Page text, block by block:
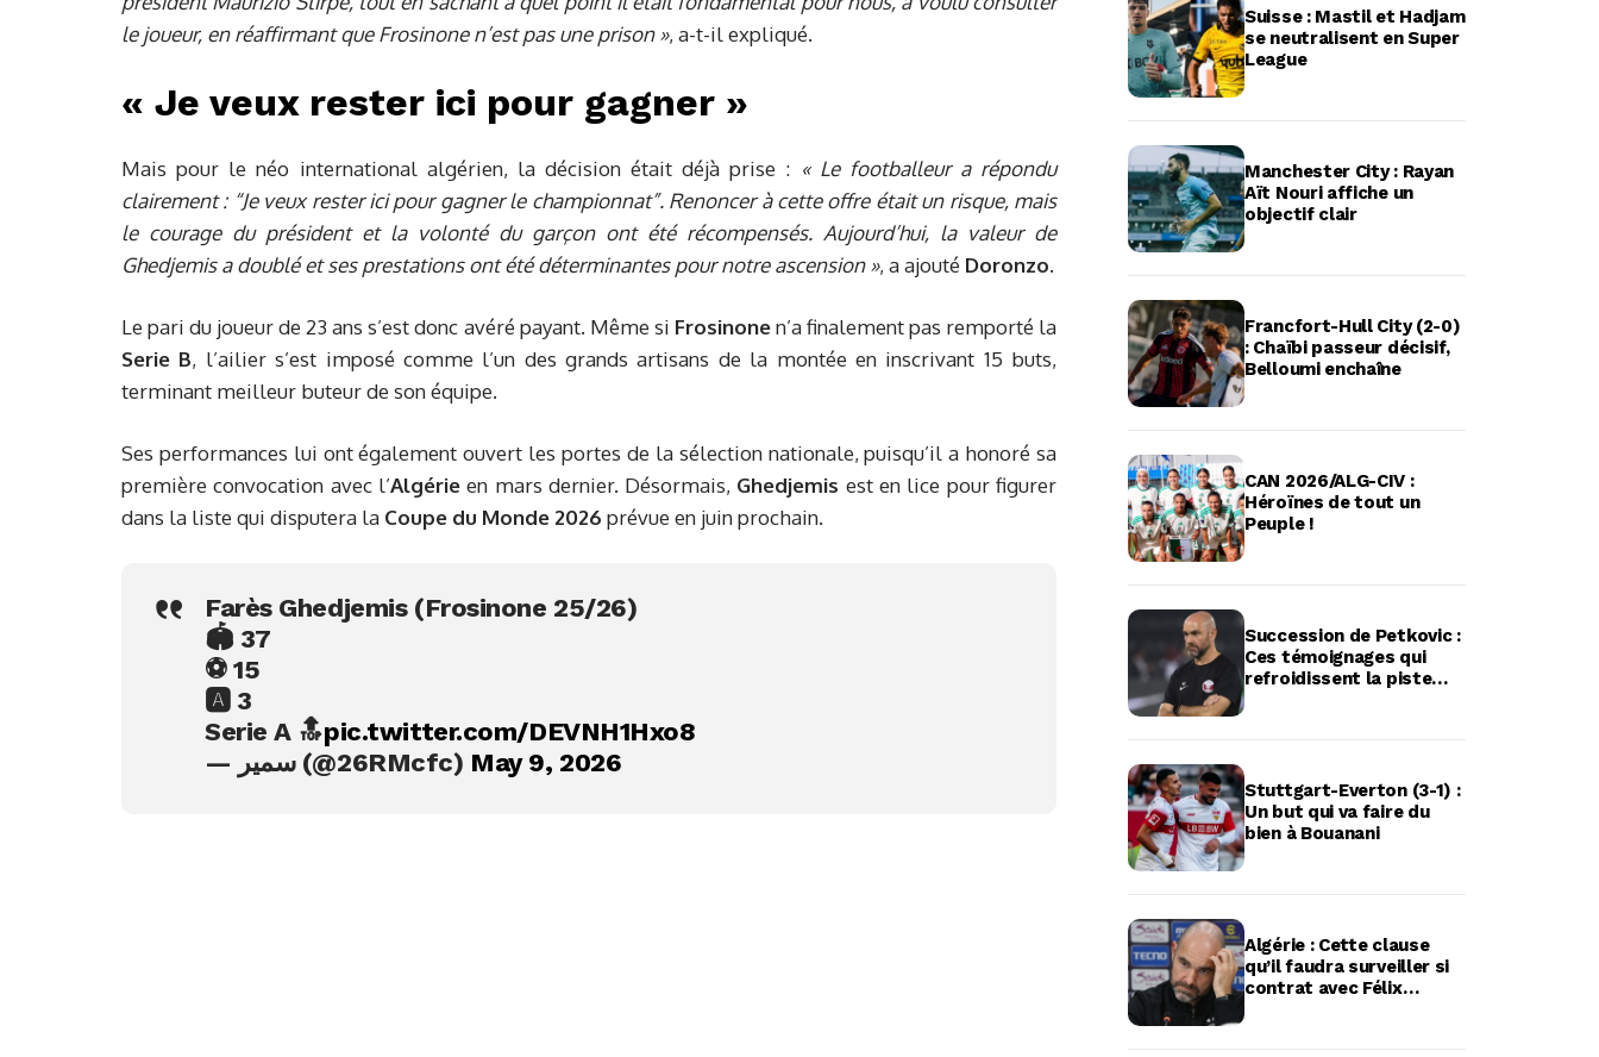
le joueur, en réaffirmant que Frosinone n’est pas une prison », a-t-il expliqué.
« Je veux rester ici pour gagner »
Mais pour le néo international algérien, la décision était déjà prise : « Le footballeur a répondu
clairement : “Je veux rester ici pour gagner le championnat”. Renoncer à cette offre était un risque, mais
le courage du président et la volonté du garçon ont été récompensés. Aujourd’hui, la valeur de
Ghedjemis a doublé et ses prestations ont été déterminantes pour notre ascension », a ajouté Doronzo.
Le pari du joueur de 23 ans s’est donc avéré payant. Même si Frosinonen’a finalement pas remporté la
Serie B, l’ailier s’est imposé comme l’un des grands artisans de la montée en inscrivant 15 buts,
terminant meilleur buteur de son équipe.
Ses performances lui ont également ouvert les portes de la sélection nationale, puisqu’il a honoré sa
première convocation avec l’Algérieen mars dernier. Désormais, Ghedjemis est en lice pour figurer
dans la liste qui disputera la Coupe du Monde 2026 prévue en juin prochain.
Farès Ghedjemis (Frosinone 25/26)
🏟️ 37
⚽ 15
🅰️ 3
Serie A 🔝pic.twitter.com/DEVNH1Hxo8
— سمير (@26RMcfc) May 9, 2026
Suisse : Mastil et Hadjam
se neutralisent en Super
League
Manchester City : Rayan
Aït Nouri affiche un
objectif clair
Francfort-Hull City (2-0)
: Chaïbi passeur décisif,
Belloumi enchaîne
CAN 2026/ALG-CIV :
Héroïnes de tout un
Peuple !
Succession de Petkovic :
Ces témoignages qui
refroidissent la piste
Stuttgart-Everton (3-1) :
Un but qui va faire du
bien à Bouanani
Algérie : Cette clause
qu’il faudra surveiller si
contrat avec Félix